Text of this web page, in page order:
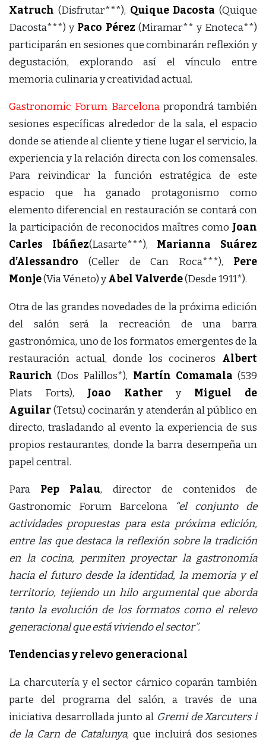
Xatruch (Disfrutar***), Quique Dacosta (Quique
Dacosta***) y Paco Pérez (Miramar** y Enoteca**)
participarán en sesiones que combinarán reflexión y
degustación, explorando así el vínculo entre
memoria culinaria y creatividad actual.
Gastronomic Forum Barcelonapropondrá también
sesiones específicas alrededor de la sala, el espacio
donde se atiende al cliente y tiene lugar el servicio, la
experiencia y la relación directa con los comensales.
Para reivindicar la función estratégica de este
espacio que ha ganado protagonismo como
elemento diferencial en restauración se contará con
la participación de reconocidos maîtres como Joan
Carles Ibáñez(Lasarte***), Marianna Suárez
d’Alessandro (Celler de Can Roca***), Pere
Monje(Via Véneto) yAbel Valverde(Desde 1911*).
Otra de las grandes novedades de la próxima edición
del salón será la recreación de una barra
gastronómica, uno de los formatos emergentes de la
restauración actual, donde los cocineros Albert
Raurich (Dos Palillos*), Martín Comamala (539
Plats Forts), Joao Kather y Miguel de
Aguilar(Tetsu) cocinarán y atenderán al público en
directo, trasladando al evento la experiencia de sus
propios restaurantes, donde la barra desempeña un
papel central.
Para Pep Palau, director de contenidos de
Gastronomic Forum Barcelona
“el conjunto de
actividades propuestas para esta próxima edición,
entre las que destaca la reflexión sobre la tradición
en la cocina, permiten proyectar la gastronomía
hacia el futuro desde la identidad, la memoria y el
territorio, tejiendo un hilo argumental que aborda
tanto la evolución de los formatos como el relevo
generacional que está viviendo el sector”.
Tendencias y relevo generacional
La charcutería y el sector cárnico coparán también
parte del programa del salón, a través de una
iniciativa desarrollada junto al Gremi de Xarcuters i
de la Carn de Catalunya, que incluirá dos sesiones